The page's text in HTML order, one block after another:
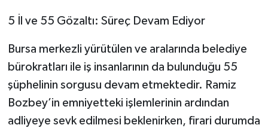
5 İl ve 55 Gözaltı: Süreç Devam Ediyor
Bursa merkezli yürütülen ve aralarında belediye
bürokratları ile iş insanlarının da bulunduğu 55
şüphelinin sorgusu devam etmektedir. Ramiz
Bozbey’in emniyetteki işlemlerinin ardından
adliyeye sevk edilmesi beklenirken, firari durumda